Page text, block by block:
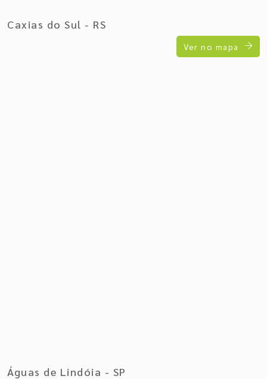
Caxias do Sul - RS
Ver no mapa
Águas de Lindóia - SP